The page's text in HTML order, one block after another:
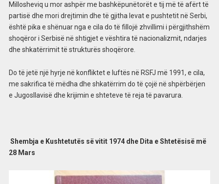
Millosheviq u mor ashpër me bashkëpunëtorët e tij më të afërt të
partisë dhe mori drejtimin dhe të gjitha levat e pushtetit në Serbi,
është pika e shënuar nga e cila do të fillojë zhvillimi i përgjithshëm
shoqëror i Serbisë në shtigjet e vështira të nacionalizmit, ndarjes
dhe shkatërrimit të strukturës shoqërore.
Do të jetë një hyrje në konfliktet e luftës në RSFJ më 1991, e cila,
me sakrifica të mëdha dhe shkatërrim do të çojë në shpërbërjen
e Jugosllavisë dhe krijimin e shteteve të reja të pavarura.
Shembja e Kushtetutës së vitit 1974 dhe Dita e Shtetësisë më
28 Mars